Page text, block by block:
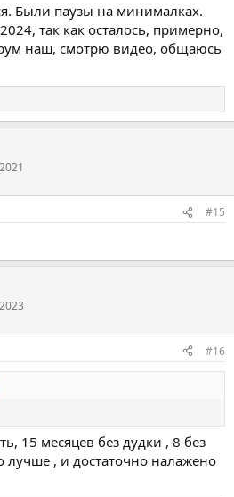
Были паузы на минималках.
так как осталось, примерно,
наш, смотрю видео, общаюсь
#15
#16
15 месяцев без дудки , 8 без
лучше , и достаточно налажено